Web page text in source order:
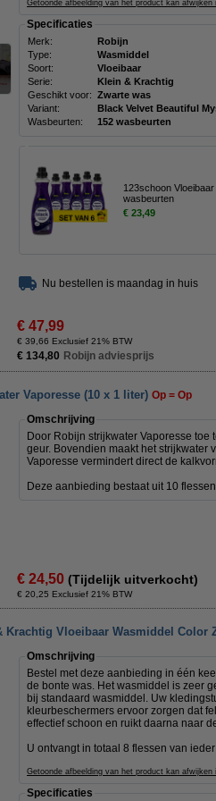
Getoonde afbeelding van het product kan afwijken
Specificaties
Merk: Robijn
Type:
Wasmiddel
Soort:
Vloeibaar
Serie:
Klein & Krachtig
Geschikt voor: Zwarte was
Variant:
Black Velvet Beautiful
Wasbeurten:
152 wasbeurten
123schoon
wasbeurten
€ 23,49
Nu bestellen is maandag in huis
€ 47,99
€ 39,66 Exclusief 21% BTW
€ 134,80 Robijn adviesprijs
Vaporesse (10 x 1 liter) Op = Op
Omschrijving
Door Robijn strijkwater Vaporesse
geur. Bovendien maakt het strijkwater
Vaporesse vermindert direct de
Deze aanbieding bestaat uit 10
€ 24,50 (Tijdelijk uitverkocht)
€ 20,25 Exclusief 21% BTW
Vloeibaar Wasmiddel Color
Omschrijving
Bestel met deze aanbieding in één
de bonte was. Het wasmiddel is zeer
bij standaard wasmiddel. Uw
kleurbeschermers ervoor zorgen dat
effectief schoon en ruikt daarna naar
U ontvangt in totaal 8 flessen van
Getoonde afbeelding van het product kan afwijken
Specificaties